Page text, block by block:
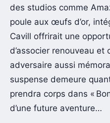
des studios comme
poule aux œufs d’or,
Cavill offrirait une
d’associer renouveau
adversaire aussi
suspense demeure
prendra corps dans «
d’une future aventure…